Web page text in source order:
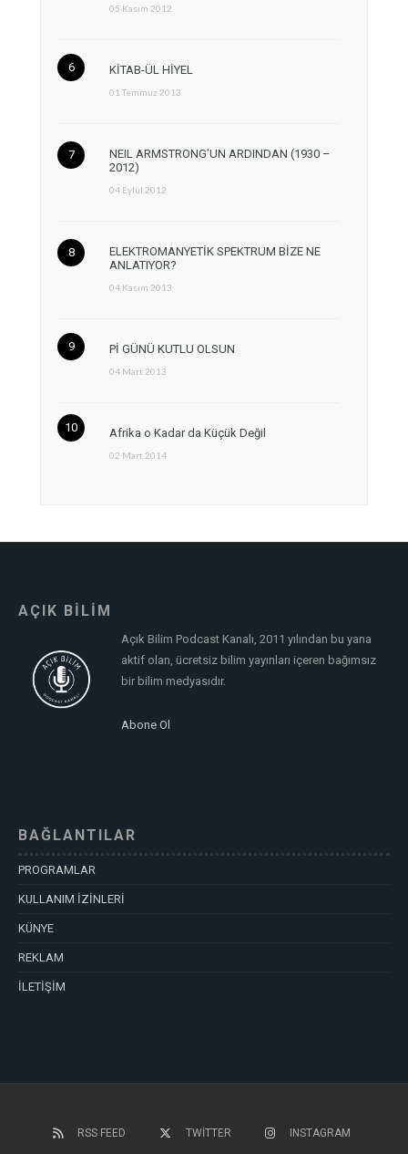
05 Kasım 2012
KİTAB-ÜL HİYEL
01 Temmuz 2013
NEIL ARMSTRONG’UN ARDINDAN (1930 –
2012)
04 Eylül 2012
ELEKTROMANYETİK SPEKTRUM BİZE NE
ANLATIYOR?
04 Kasım 2013
Pİ GÜNÜ KUTLU OLSUN
04 Mart 2013
Afrika o Kadar da Küçük Değil
02 Mart 2014
AÇIK BİLİM
Açık Bilim Podcast Kanalı, 2011 yılından bu yana
aktif olan, ücretsiz bilim yayınları içeren bağımsız
bir bilim medyasıdır.
Abone Ol
BAĞLANTILAR
PROGRAMLAR
KULLANIM İZİNLERİ
KÜNYE
REKLAM
İLETİŞİM
RSS FEED TWITTER INSTAGRAM